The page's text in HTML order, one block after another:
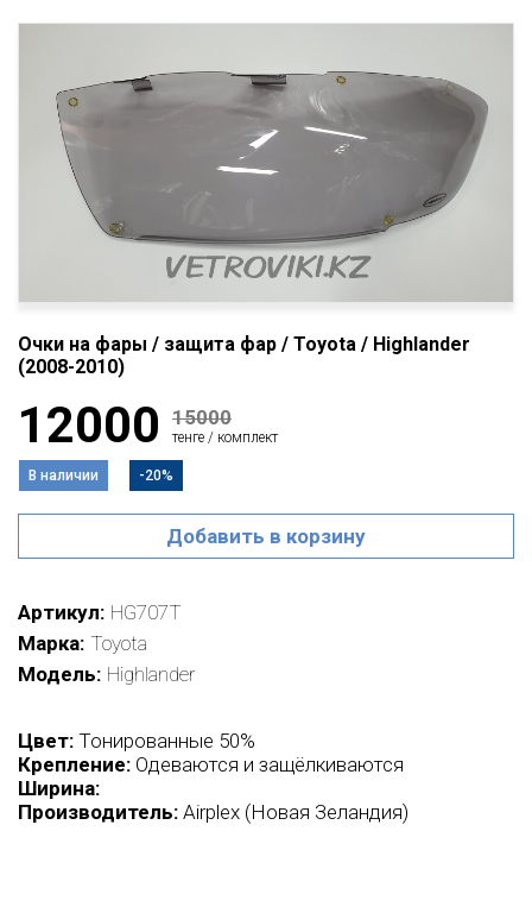
Очки на фары / защита фар / Toyota / Highlander
(2008-2010)
12000 15000
тенге / комплект
В наличии -20%
Добавить в корзину
Артикул HG707T
Марка Toyota
Модель Highlander
Цвет: Тонированные 50%
Крепление: Одеваются и защёлкиваются
Ширина:
Производитель: Airplex (Новая Зеландия)